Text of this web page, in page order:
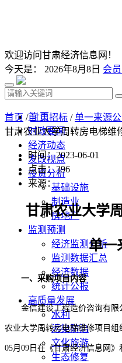
欢迎访问甘肃经济信息网！
今天是： 2026年8月8日 会
首 页
时政要闻
经济动态
发改视点
投资分析
基础设施
制造业
房地产
监测预测
经济监测分析
监测数据汇总
经济数据
统计公报
高质量发展
水利
污染防治
文化旅游
生态修复
首页 /甘肃招标 /单一来源
甘肃农业大学周转房电梯维
时间：2023-06-01
点击：396
来源：
甘肃农业大学
单一
一、采购项目内容
金信建设工程造价咨询有
农业大学周转房电梯维修项目 组
05月 09 日在《甘肃经济信息网